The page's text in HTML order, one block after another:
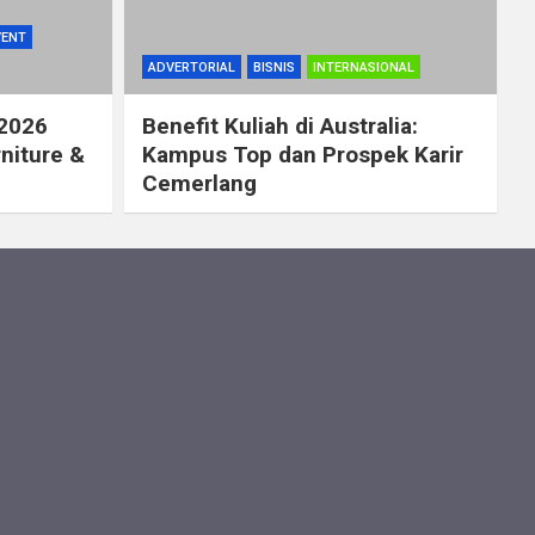
&
ADVERTORIAL BISNIS INTERNASIONAL
Benefit Kuliah di Australia:
Kampus Top dan Prospek Karir
Cemerlang